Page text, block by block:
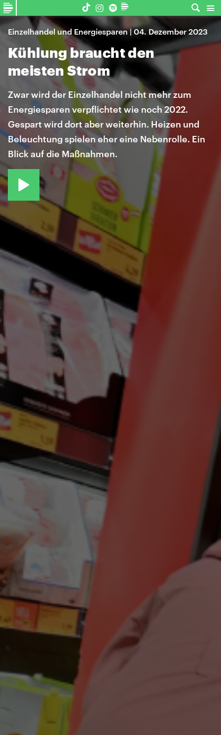
Einzelhandel und Energiesparen | 04. Dezember 2023
Kühlung braucht den
meisten Strom
Zwar wird der Einzelhandel nicht mehr zum
Energiesparen verpflichtet wie noch 2022.
Gespart wird dort aber weiterhin. Heizen und
Beleuchtung spielen eher eine Nebenrolle. Ein
Blick auf die Maßnahmen.